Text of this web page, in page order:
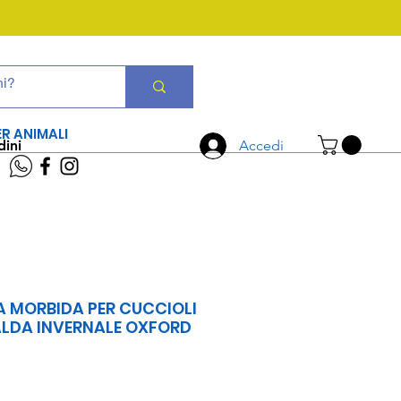
Accedi
ANIMALI
PER CUCCIOLI
INVERNALE OXFORD